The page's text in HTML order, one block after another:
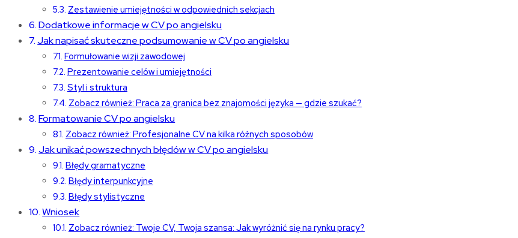
Zestawienie umiejętności w odpowiednich sekcjach
Dodatkowe informacje w CV po angielsku
Jak napisać skuteczne podsumowanie w CV po angielsku
Formułowanie wizji zawodowej
Prezentowanie celów i umiejętności
Styl i struktura
Zobacz również: Praca za granica bez znajomości języka — gdzie szukać?
Formatowanie CV po angielsku
Zobacz również: Profesjonalne CV na kilka różnych sposobów
Jak unikać powszechnych błędów w CV po angielsku
Błędy gramatyczne
Błędy interpunkcyjne
Błędy stylistyczne
Wniosek
Zobacz również: Twoje CV, Twoja szansa: Jak wyróżnić się na rynku pracy?